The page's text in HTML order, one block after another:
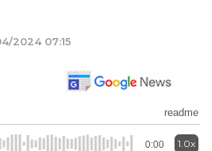
2024 07:15
readme
0:00 1.0x